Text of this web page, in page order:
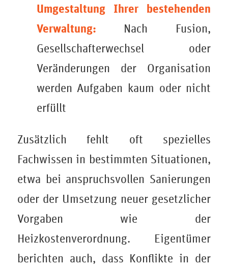
Umgestaltung Ihrer bestehenden
Verwaltung: Nach Fusion,
Gesellschafterwechsel oder
Veränderungen der Organisation
werden Aufgaben kaum oder nicht
erfüllt
Zusätzlich fehlt oft spezielles
Fachwissen in bestimmten Situationen,
etwa bei anspruchsvollen Sanierungen
oder der Umsetzung neuer gesetzlicher
Vorgaben wie der
Heizkostenverordnung. Eigentümer
berichten auch, dass Konflikte in der